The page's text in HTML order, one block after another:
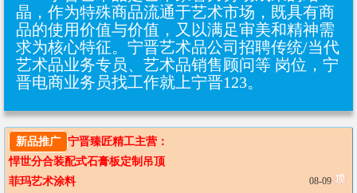
晶，作为特殊商品流通于艺术市场，既具有商
品的使用价值与价值，又以满足审美和精神需
求为核心特征‌。宁晋艺术品公司招聘传统/当代
艺术品业务专员、艺术品销售顾问等 岗位，宁
晋电商业务员找工作就上宁晋123。
新品推广 宁晋臻匠精工主营：
悍世分合装配式石膏板定制吊顶
菲玛艺术涂料
08-09